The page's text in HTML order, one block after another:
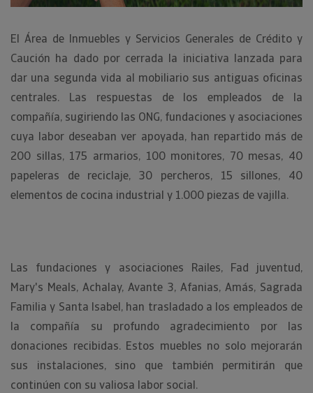
El Área de Inmuebles y Servicios Generales de Crédito y
Caución ha dado por cerrada la iniciativa lanzada para
dar una segunda vida al mobiliario sus antiguas oficinas
centrales. Las respuestas de los empleados de la
compañía, sugiriendo las ONG, fundaciones y asociaciones
cuya labor deseaban ver apoyada, han repartido más de
200 sillas, 175 armarios, 100 monitores, 70 mesas, 40
papeleras de reciclaje, 30 percheros, 15 sillones, 40
elementos de cocina industrial y 1.000 piezas de vajilla.
Las fundaciones y asociaciones Railes, Fad juventud,
Mary's Meals, Achalay, Avante 3, Afanias, Amás, Sagrada
Familia y Santa Isabel, han trasladado a los empleados de
la compañía su profundo agradecimiento por las
donaciones recibidas. Estos muebles no solo mejorarán
sus instalaciones, sino que también permitirán que
continúen con su valiosa labor social.